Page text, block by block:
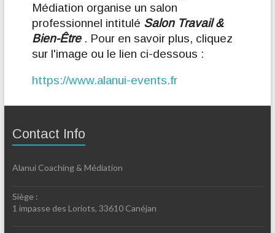
Médiation organise un salon
professionnel intitulé Salon Travail &
Bien-Être. Pour en savoir plus, cliquez
sur l'image ou le lien ci-dessous :
https://www.alanui-events.fr
Contact Info
Alanui Coaching & Médiation
Siège :
1 impasse des Loriots, 33610 Canéjan